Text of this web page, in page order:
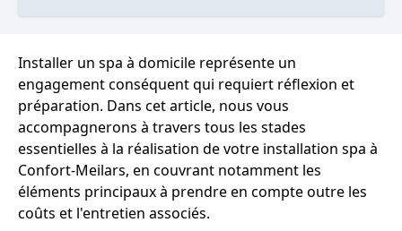
Installer un spa à domicile représente un
engagement conséquent qui requiert réflexion et
préparation. Dans cet article, nous vous
accompagnerons à travers tous les stades
essentielles à la réalisation de votre installation spa à
Confort-Meilars, en couvrant notamment les
éléments principaux à prendre en compte outre les
coûts et l'entretien associés.